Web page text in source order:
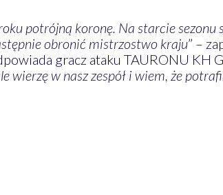
potrójną koronę. Na starcie sezonu
obronić mistrzostwo kraju” –
gracz ataku TAURONU KH
wierzę w nasz zespół i wiem, że